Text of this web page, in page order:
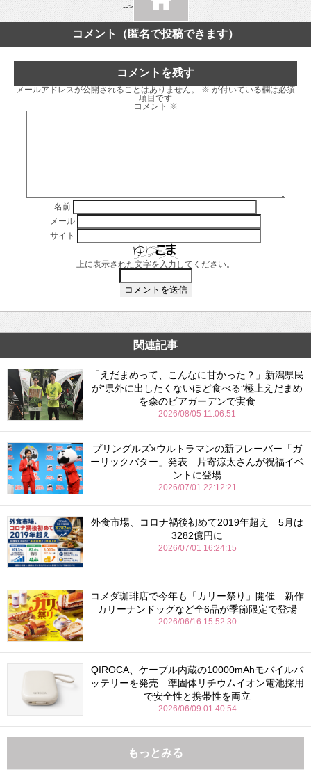
-->
コメント（匿名で投稿できます）
コメントを残す
メールアドレスが公開されることはありません。 ※ が付いている欄は必須
項目です
コメント ※
名前
メール
サイト
上に表示された文字を入力してください。
関連記事
「えだまめって、こんなに甘かった？」新潟県民
が“県外に出したくないほど食べる”極上えだまめ
を森のビアガーデンで実食
2026/08/05 11:06:51
プリングルズ×ウルトラマンの新フレーバー「ガ
ーリックバター」発表 片寄涼太さんが祝福イベ
ントに登場
2026/07/01 22:12:21
外食市場、コロナ禍後初めて2019年超え 5月は
3282億円に
2026/07/01 16:24:15
コメダ珈琲店で今年も「カリー祭り」開催 新作
カリーナンドッグなど全6品が季節限定で登場
2026/06/16 15:52:30
QIROCA、ケーブル内蔵の10000mAhモバイルバ
ッテリーを発売 準固体リチウムイオン電池採用
で安全性と携帯性を両立
2026/06/09 01:40:54
もっとみる